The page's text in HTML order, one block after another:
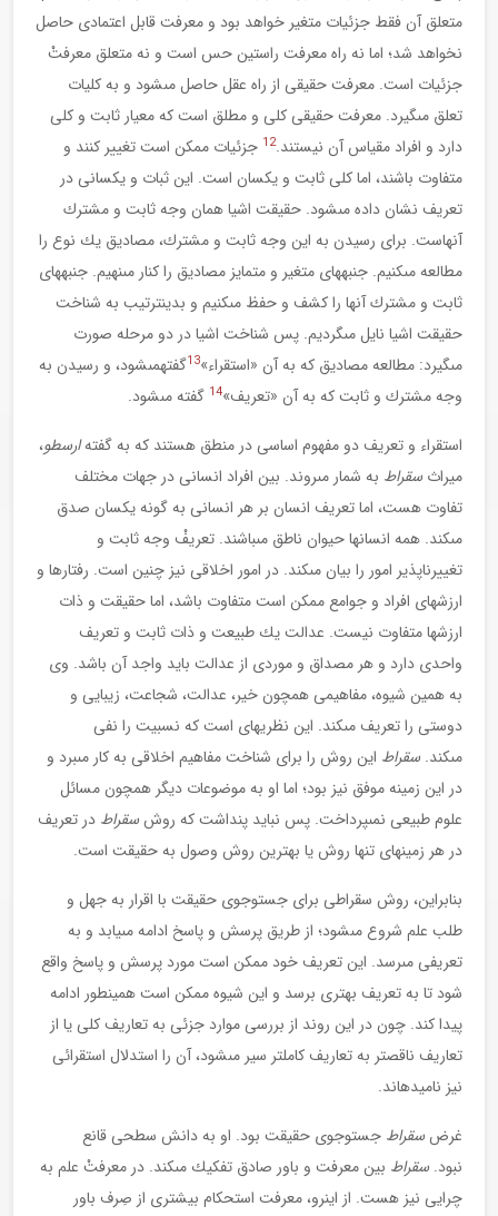
متعلق آن فقط جزئيات متغير خواهد بود و معرفت قابل اعتمادى حاصل
نخواهد شد؛ اما نه راه معرفت راستين حس است و نه متعلق معرفتْ
جزئيات است. معرفت حقيقى از راه عقل حاصل مى‏شود و به كليات
تعلق مى‏گيرد. معرفت حقيقى كلى و مطلق است كه معيار ثابت و كلى
دارد و افراد مقياس آن نيستند.12 جزئيات ممكن است تغيير كنند و
متفاوت باشند، اما كلى ثابت و يكسان است. اين ثبات و يكسانى در
تعريف نشان داده مى‏شود. حقيقت اشيا همان وجه ثابت و مشترك
آنهاست. براى رسيدن به اين وجه ثابت و مشترك، مصاديق يك نوع را
مطالعه مى‏كنيم. جنبه‏هاى متغير و متمايز مصاديق را كنار مى‏نهيم. جنبه‏هاى
ثابت و مشترك آنها را كشف و حفظ مى‏كنيم و بدين‏ترتيب به شناخت
حقيقت اشيا نايل مى‏گرديم. پس شناخت اشيا در دو مرحله صورت
مى‏گيرد: مطالعه مصاديق كه به آن «استقراء»13گفتهمى‏شود، و رسيدن به
وجه مشترك و ثابت كه به آن «تعريف»14 گفته مى‏شود.
استقراء و تعريف دو مفهوم اساسى در منطق هستند كه به گفتهارسطو،
ميراث سقراط به شمار مى‏روند. بين افراد انسانى در جهات مختلف
تفاوت هست، اما تعريف انسان بر هر انسانى به گونه يكسان صدق
مى‏كند. همه انسان‏ها حيوان ناطق مى‏باشند. تعريفْ وجه ثابت و
تغييرناپذير امور را بيان مى‏كند. در امور اخلاقى نيز چنين است. رفتارها و
ارزش‏هاى افراد و جوامع ممكن است متفاوت باشد، اما حقيقت و ذات
ارزش‏ها متفاوت نيست. عدالت يك طبيعت و ذات ثابت و تعريف
واحدى دارد و هر مصداق و موردى از عدالت بايد واجد آن باشد. وى
به همين شيوه، مفاهيمى همچون خير، عدالت، شجاعت، زيبايى و
دوستى را تعريف مى‏كند. اين نظريه‏اى است كه نسبيت را نفى
مى‏كند. سقراط اين روش را براى شناخت مفاهيم اخلاقى به كار مى‏برد و
در اين زمينه موفق نيز بود؛ اما او به موضوعات ديگر همچون مسائل
علوم طبيعى نمى‏پرداخت. پس نبايد پنداشت كه روشسقراط در تعريف
در هر زمينه‏اى تنها روش يا بهترين روش وصول به حقيقت است.
بنابراين، روش سقراطى براى جست‏وجوى حقيقت با اقرار به جهل و
طلب علم شروع مى‏شود؛ از طريق پرسش و پاسخ ادامه مى‏يابد و به
تعريفى مى‏رسد. اين تعريف خود ممكن است مورد پرسش و پاسخ واقع
شود تا به تعريف بهترى برسد و اين شيوه ممكن است همين‏طور ادامه
پيدا كند. چون در اين روند از بررسى موارد جزئى به تعاريف كلى يا از
تعاريف ناقص‏تر به تعاريف كامل‏تر سير مى‏شود، آن را استدلال استقرائى
نيز ناميده‏اند.
غرضسقراط جست‏وجوى حقيقت بود. او به دانش سطحى قانع
نبود. سقراط بين معرفت و باور صادق تفكيك مى‏كند. در معرفتْ علم به
چرايى نيز هست. از اين‏رو، معرفت استحكام بيشترى از صِرف باور